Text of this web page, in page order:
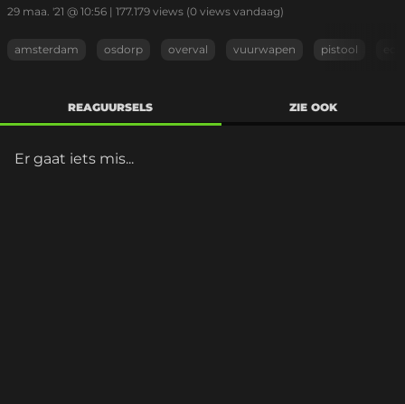
29 maa. '21 @ 10:56 | 177.179 views (0 views vandaag)
amsterdam osdorp overval vuurwapen pistool
REAGUURSELS ZIE OOK
Er gaat iets mis...